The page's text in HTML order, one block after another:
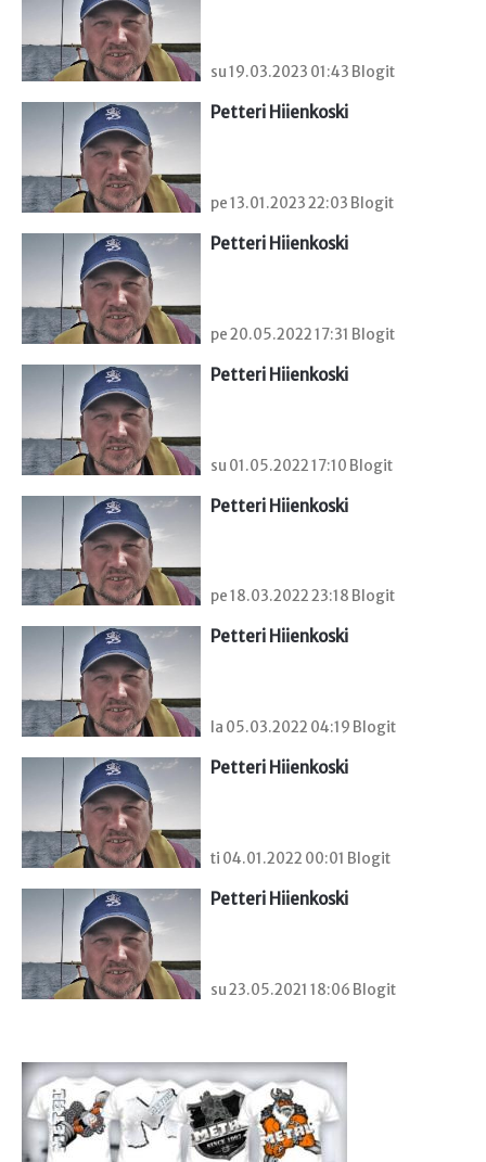
su 19.03.2023 01:43 Blogit
Petteri Hiienkoski
pe 13.01.2023 22:03 Blogit
Petteri Hiienkoski
pe 20.05.2022 17:31 Blogit
Petteri Hiienkoski
su 01.05.2022 17:10 Blogit
Petteri Hiienkoski
pe 18.03.2022 23:18 Blogit
Petteri Hiienkoski
la 05.03.2022 04:19 Blogit
Petteri Hiienkoski
ti 04.01.2022 00:01 Blogit
Petteri Hiienkoski
su 23.05.2021 18:06 Blogit